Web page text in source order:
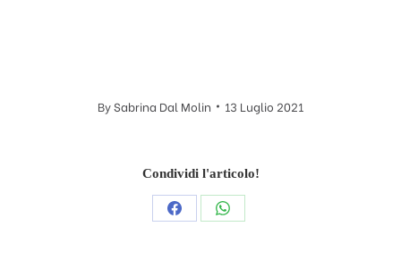
BySabrina Dal Molin 13 Luglio 2021
Condividi l'articolo!
CondividiCondividi